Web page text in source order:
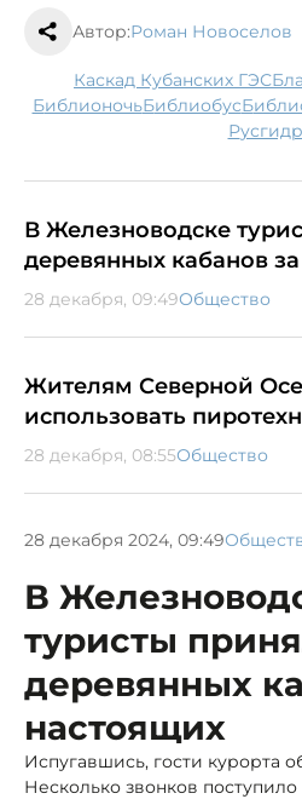
Автор:Роман Новоселов
Каскад Кубанских ГЭС
библионочь библиобус
В Железноводске
деревянных кабанов
28 декабря, 09:49Общество
Жителям Северной
использовать
28 декабря, 08:55Общество
28 декабря 2024, 09:49
В
туристы
деревянных
настоящих
Испугавшись, гости курорта
Несколько звонков